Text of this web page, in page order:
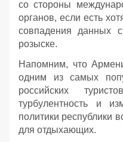
со стороны
органов, если есть
совпадения данных
розыске.
Напомним, что
одним из самых
российских
турбулентность и
политики республики
для отдыхающих.